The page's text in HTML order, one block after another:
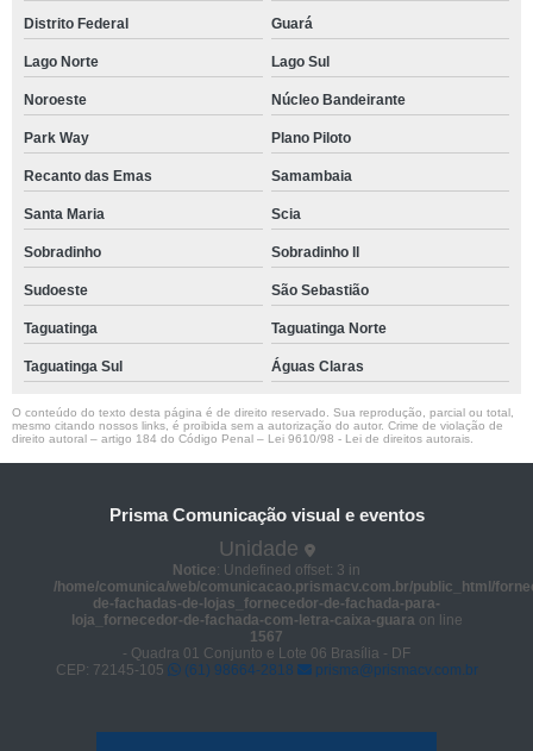
Distrito Federal Guará
Lago Norte Lago Sul
Noroeste Núcleo Bandeirante
Park Way Plano Piloto
Recanto das Emas Samambaia
Santa Maria Scia
Sobradinho Sobradinho ll
Sudoeste São Sebastião
Taguatinga Taguatinga Norte
Taguatinga Sul Águas Claras
O conteúdo do texto desta página é de direito reservado. Sua reprodução, parcial ou total,
mesmo citando nossos links, é proibida sem a autorização do autor. Crime de violação de
direito autoral – artigo 184 do Código Penal – Lei 9610/98 - Lei de direitos autorais
Prisma Comunicação visual e eventos
Unidade
Notice: Undefined offset: 3 in
/home/comunica/web/comunicacao.prismacv.com.br/public_html/
de-fachadas-de-lojas_fornecedor-de-fachada-para-
loja_fornecedor-de-fachada-com-letra-caixa-guaraon line
1567
- Quadra 01 Conjunto e Lote 06 Brasília - DF
CEP: 72145-105
(61) 98664-2818 prisma@prismacv.com.br